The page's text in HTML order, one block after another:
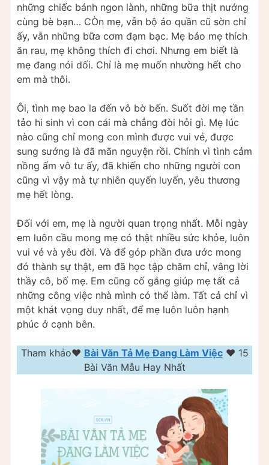
những chiếc bánh ngon lành, những bữa thịt nướng
cùng bè bạn… CÒn mẹ, vẫn bộ áo quần cũ sờn chỉ
ấy, vẫn những bữa cơm đạm bạc. Mẹ bảo mẹ thích
ăn rau, mẹ không thích đi chơi. Nhưng em biết là
mẹ đang nói dối. Chỉ là mẹ muốn nhường hết cho
em mà thôi.
Ôi, tình mẹ bao la đến vô bờ bến. Suốt đời mẹ tần
tảo hi sinh vì con cái mà chẳng đòi hỏi gì. Mẹ lúc
nào cũng chỉ mong con mình được vui vẻ, được
sung sướng là đã mãn nguyện rồi. Chính vì tình cảm
nồng ấm vô tư ấy, đã khiến cho những người con
cũng vì vậy mà tự nhiên quyến luyến, yêu thương
mẹ hết lòng.
Đối với em, mẹ là người quan trọng nhất. Mỗi ngày
em luôn cầu mong mẹ có thật nhiều sức khỏe, luôn
vui vẻ và yêu đời. Và để góp phần đưa ước mong
đó thành sự thật, em đã học tập chăm chỉ, vâng lời
thầy cô, bố mẹ. Em cũng cố gắng giúp mẹ tất cả
những công việc nhà mình có thể làm. Tất cả chỉ vì
một khát vọng duy nhất, để mẹ luôn luôn hạnh
phúc ở cạnh bên.
Tham khảo❤️️ Bài Văn Tả Mẹ Đang Làm Việc❤️️ 15
Bài Văn Mẫu Hay Nhất